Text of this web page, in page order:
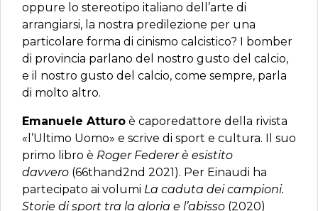
oppure lo stereotipo italiano dell’arte di
arrangiarsi, la nostra predilezione per una
particolare forma di cinismo calcistico? I bomber
di provincia parlano del nostro gusto del calcio,
e il nostro gusto del calcio, come sempre, parla
di molto altro.
Emanuele Atturo è caporedattore della rivista
«l’Ultimo Uomo» e scrive di sport e cultura. Il suo
primo libro è Roger Federer è esistito
davvero (66thand2nd 2021). Per Einaudi ha
partecipato ai volumi La caduta dei campioni.
Storie di sport tra la gloria e l’abisso (2020)